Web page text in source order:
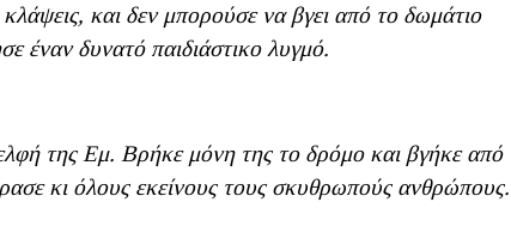
και δεν μπορούσε να βγει από το δωμάτιο
έναν δυνατό παιδιάστικο λυγμό.
της Εμ. Βρήκε μόνη της το δρόμο και βγήκε από
κι όλους εκείνους τους σκυθρωπούς ανθρώπους.